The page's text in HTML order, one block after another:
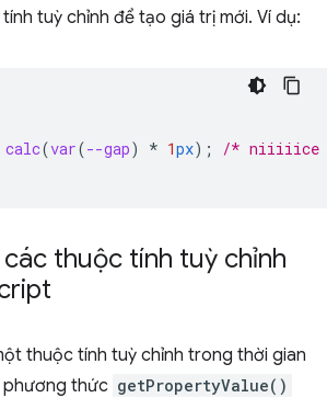
tuỳ chỉnh để tạo giá trị mới. Ví dụ:
calc(var(--gap) * 1px);
/* niiiiice
các thuộc tính tuỳ chỉnh
thuộc tính tuỳ chỉnh trong thời gian
phương thức getPropertyValue()